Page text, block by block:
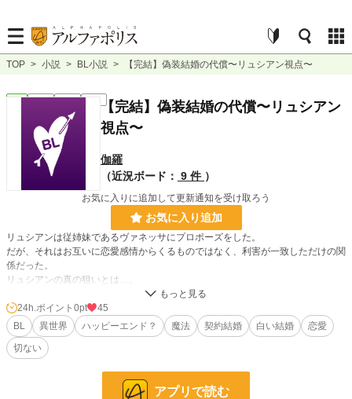
TOP > 小説 > BL小説 > 【完結】偽装結婚の代償〜リュシアン視点〜
BL 完結 短編
【完結】偽装結婚の代償〜リュシアン
視点〜
伽羅
（近況ボード： 9 件 ）
お気に入りに追加して更新通知を受け取ろう
お気に入り追加
リュシアンは従姉妹であるヴァネッサにプロポーズをした。
だが、それはお互いに恋愛感情からくるものではなく、利害が一致しただけの関
係だった。
リュシアンの真の狙いとは…。
「偽装結婚の代償〜他に好きな人がいるのに結婚した私達〜」のリュシアン視点
です。
小説
31,392 位 / 31,392 件
24h.ポイント 0pt
45
BL
異世界 ハッピーエンド？ 魔法 契約結婚 白い結婚
恋愛
切ない
アプリで読む